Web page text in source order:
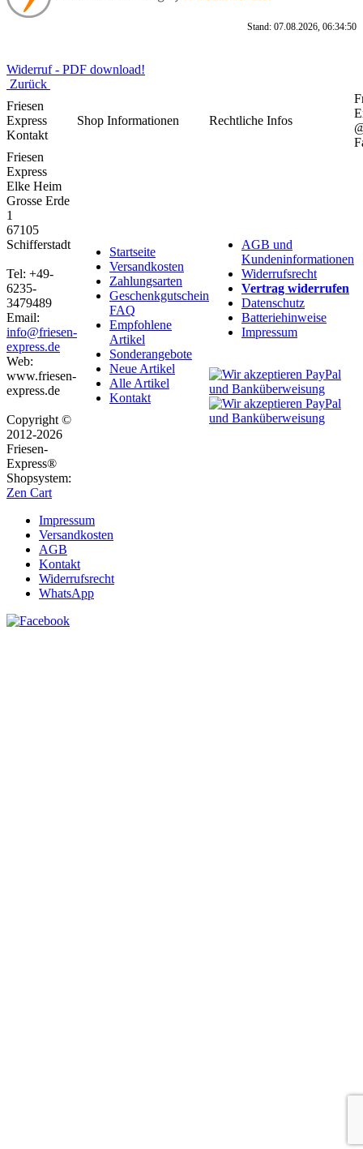
Stand: 07.08.2026, 06:34:50
Widerruf - PDF download!
Zurück
Friesen
Express
Kontakt
Shop Informationen Rechtliche Infos
Friesen
Express
Elke Heim
Grosse Erde
1
67105
Schifferstadt
Tel: +49-
6235-
3479489
Email:
info@friesen-
express.de
Web:
www.friesen-
express.de
Copyright ©
2012-2026
Friesen-
Express®
Shopsystem:
Zen Cart
Startseite
Versandkosten
Zahlungsarten
Geschenkgutschein
FAQ
Empfohlene
Artikel
Sonderangebote
Neue Artikel
Alle Artikel
Kontakt
AGB und
Kundeninformationen
Widerrufsrecht
Vertrag widerrufen
Datenschutz
Batteriehinweise
Impressum
Impressum
Versandkosten
AGB
Kontakt
Widerrufsrecht
WhatsApp